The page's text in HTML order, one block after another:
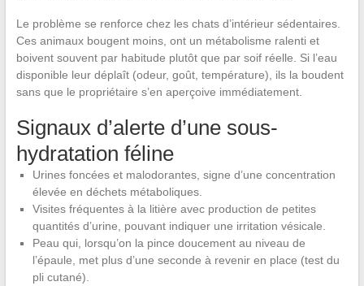
Le problème se renforce chez les chats d’intérieur sédentaires.
Ces animaux bougent moins, ont un métabolisme ralenti et
boivent souvent par habitude plutôt que par soif réelle. Si l’eau
disponible leur déplaît (odeur, goût, température), ils la boudent
sans que le propriétaire s’en aperçoive immédiatement.
Signaux d’alerte d’une sous-
hydratation féline
Urines foncées et malodorantes, signe d’une concentration
élevée en déchets métaboliques.
Visites fréquentes à la litière avec production de petites
quantités d’urine, pouvant indiquer une irritation vésicale.
Peau qui, lorsqu’on la pince doucement au niveau de
l’épaule, met plus d’une seconde à revenir en place (test du
pli cutané).